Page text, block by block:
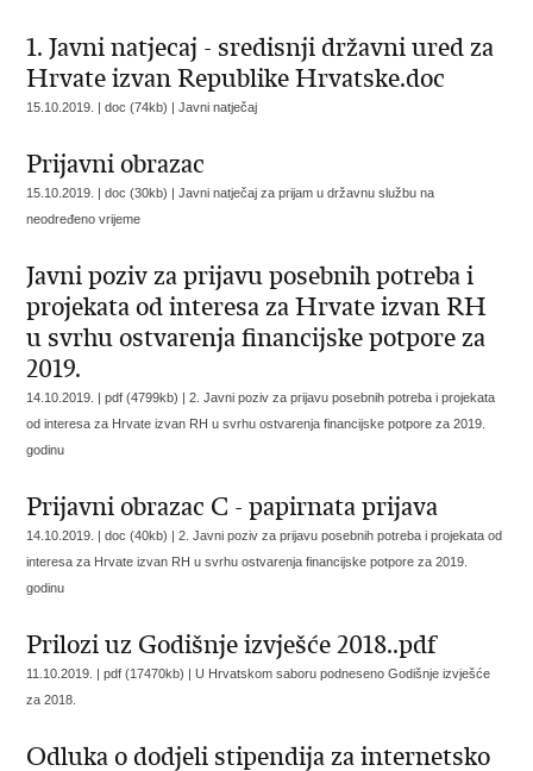
1. Javni natjecaj - sredisnji državni ured za
Hrvate izvan Republike Hrvatske.doc
15.10.2019. | doc (74kb) |Javni natječaj
Prijavni obrazac
15.10.2019. | doc (30kb) |Javni natječaj za prijam u državnu službu na
neodređeno vrijeme
Javni poziv za prijavu posebnih potreba i
projekata od interesa za Hrvate izvan RH
u svrhu ostvarenja financijske potpore za
2019.
14.10.2019. | pdf (4799kb) |2. Javni poziv za prijavu posebnih potreba i projekata
od interesa za Hrvate izvan RH u svrhu ostvarenja financijske potpore za 2019.
godinu
Prijavni obrazac C - papirnata prijava
14.10.2019. | doc (40kb) |2. Javni poziv za prijavu posebnih potreba i projekata od
interesa za Hrvate izvan RH u svrhu ostvarenja financijske potpore za 2019.
godinu
Prilozi uz Godišnje izvješće 2018..pdf
11.10.2019. | pdf (17470kb) |U Hrvatskom saboru podneseno Godišnje izvješće
za 2018.
Odluka o dodjeli stipendija za internetsko